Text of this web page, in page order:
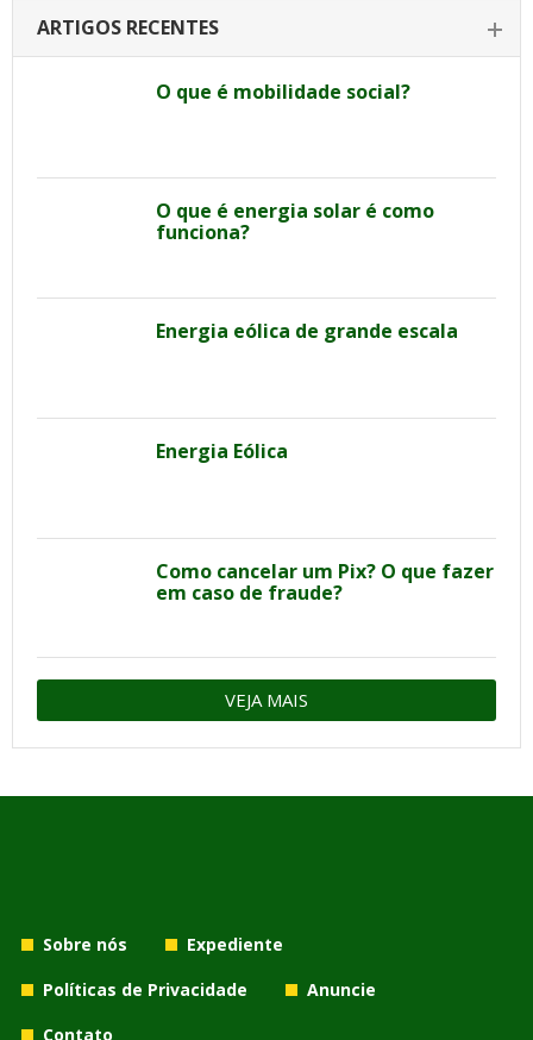
ARTIGOS RECENTES
O que é mobilidade social?
O que é energia solar é como
funciona?
Energia eólica de grande escala
Energia Eólica
Como cancelar um Pix? O que fazer
em caso de fraude?
VEJA MAIS
Sobre nós
Expediente
Políticas de Privacidade
Anuncie
Contato